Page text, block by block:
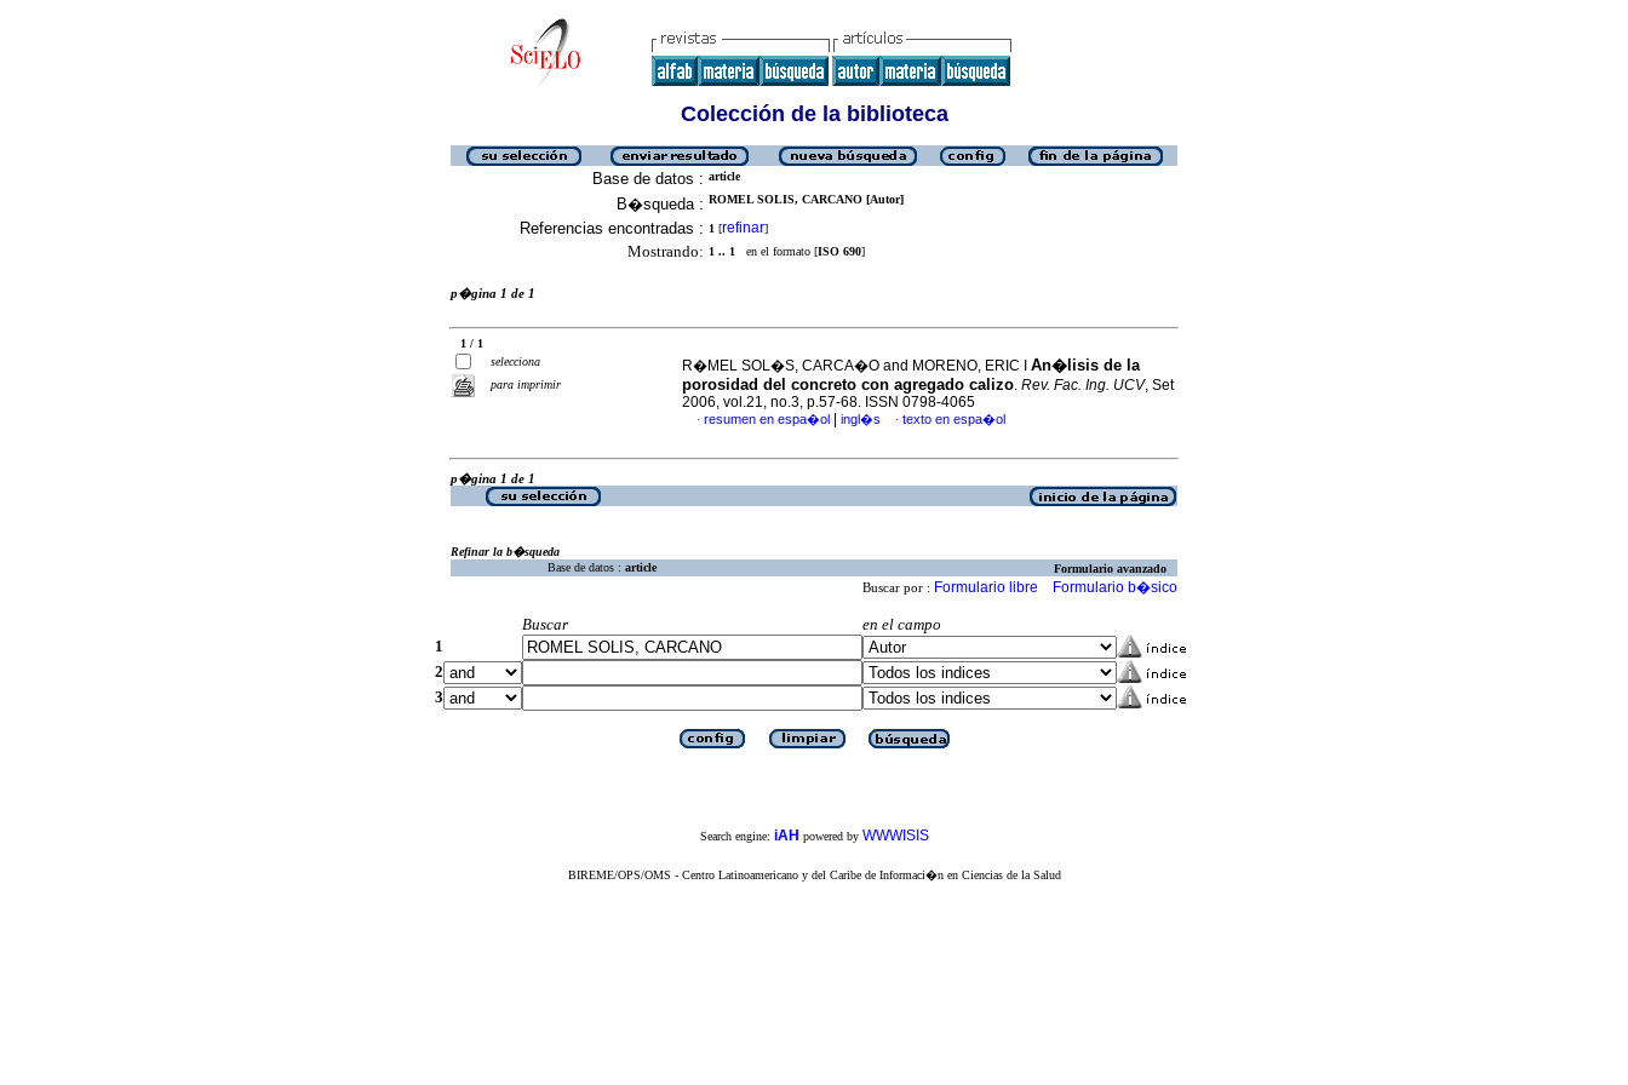
Colección de la biblioteca
Base de datos : article
B�squeda : ROMEL SOLIS, CARCANO [Autor]
Referencias encontradas : 1 [refinar]
Mostrando: 1 .. 1 en el formato [ISO 690]
p�gina 1 de 1
1 / 1
selecciona
para imprimir
R�MEL SOL�S, CARCA�O and MORENO, ERIC I An�lisis de la
porosidad del concreto con agregado calizo. Rev. Fac. Ing. UCV, Set
2006, vol.21, no.3, p.57-68. ISSN 0798-4065
· resumen en espa�ol ingl�s · texto en espa�ol
p�gina 1 de 1
Refinar la b�squeda
Base de datos : article Formulario avanzado
Buscar por : Formulario libre Formulario b�sico
Buscar
en el campo
1
2
3
Search engine: iAH powered by WWWISIS
BIREME/OPS/OMS - Centro Latinoamericano y del Caribe de Informaci�n en Ciencias de la Salud